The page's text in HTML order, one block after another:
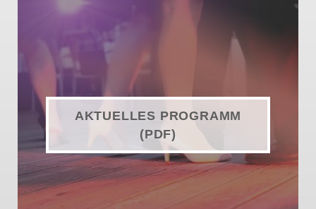
AKTUELLES PROGRAMM
(PDF)